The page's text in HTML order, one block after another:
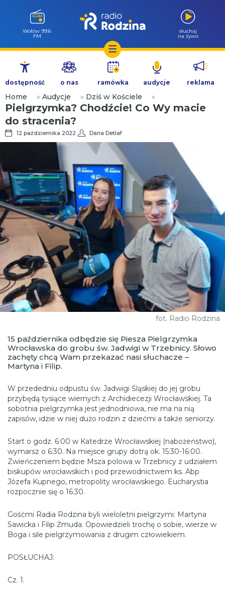
Przejdź
treści
Wołów 99.6
FM
słuchaj
na żywo
dostępność o nas ramówka audycje reklama
Home » Audycje » Dziś w Kościele »
Pielgrzymka? Chodźcie! Co Wy macie
do stracenia?
12 października 2022 Daria Detlaf
fot. Radio Rodzina
15 października odbędzie się Piesza Pielgrzymka
Wrocławska do grobu św. Jadwigi w Trzebnicy. Słowo
zachęty chcą Wam przekazać nasi słuchacze –
Martyna i Filip.
W przededniu odpustu św. Jadwigi Śląskiej do jej grobu
przybędą tysiące wiernych z Archidiecezji Wrocławskiej. Ta
sobotnia pielgrzymka jest jednodniowa, nie ma na nią
zapisów, idzie w niej dużo rodzin z dziećmi a także seniorzy.
Start o godz. 6:00 w Katedrze Wrocławskiej (nabożeństwo),
wymarsz o 6:30. Na miejsce grupy dotrą ok. 15:30-16:00.
Zwieńczeniem będzie Msza polowa w Trzebnicy z udziałem
biskupów wrocławskich i pod przewodnictwem ks. Abp
Józefa Kupnego, metropolity wrocławskiego. Eucharystia
rozpocznie się o 16:30.
Gośćmi Radia Rodzina byli wieloletni pielgrzymi: Martyna
Sawicka i Filip Żmuda. Opowiedzieli trochę o sobie, wierze w
Boga i sile pielgrzymowania z drugim człowiekiem.
POSŁUCHAJ:
Cz. 1.